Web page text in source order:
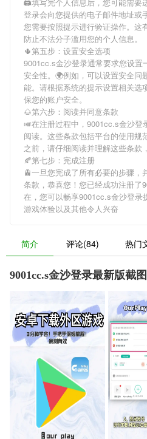
登录会向您提供的电子邮件地址或
您需要按照提示进行验证操作。这
防止不法分子滥用您的个人信息。
🌵第五步：设置安全选项
9001cc.s金沙登录通常要求您设置
安全性。🌍例如，可以设置安全问
能。请根据系统的提示设置相关选
保您的账户安全。
🌰第六步：阅读并同意条款
🎺在注册过程中， 9001cc.s金沙登
阅读。这些条款包括平台的使用规
之前，请仔细阅读并理解这些条款
🍂第七步：完成注册
🚊一旦您完成了所有必要的步骤，
条款，恭喜您！您已经成功注册了
在，您可以畅享9001cc.s金沙登录
游戏体验以及其他令人兴奋
简介 评论(84) 热门
9001cc.s金沙登录最新版截图